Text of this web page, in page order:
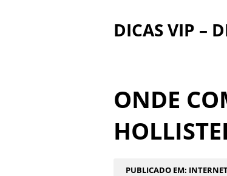
DICAS VIP –
ONDE
PUBLICADO EM: